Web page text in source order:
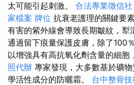
太可能引起刺激。 合法專業徵信社
家檔案 牌位 抗衰老護理的關鍵要
有害的紫外線會導致長期皺紋，犁
通過留下痕量保護皮膚，除了100
以增強具有高抗氧化劑含量的細胞
照代辦 專家發現，大多數基於礦
學活性成分的防曬霜。 台中整骨